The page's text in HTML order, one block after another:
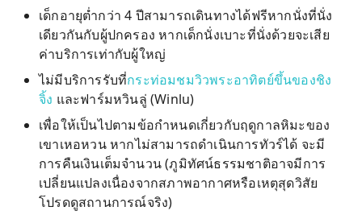
เด็กอายุต่ำกว่า 4 ปีสามารถเดินทางได้ฟรีหากนั่งที่นั่ง
เดียวกันกับผู้ปกครอง หากเด็กนั่งเบาะที่นั่งด้วยจะเสีย
ค่าบริการเท่ากับผู้ใหญ่
ไม่มีบริการรับที่กระท่อมชมวิวพระอาทิตย์ขึ้นของชิง
จิ้ง และฟาร์มหวินลู่ (Winlu)
เพื่อให้เป็นไปตามข้อกำหนดเกี่ยวกับฤดูกาลหิมะของ
เขาเหอหวน หากไม่สามารถดำเนินการทัวร์ได้ จะมี
การคืนเงินเต็มจำนวน (ภูมิทัศน์ธรรมชาติอาจมีการ
เปลี่ยนแปลงเนื่องจากสภาพอากาศหรือเหตุสุดวิสัย
โปรดดูสถานการณ์จริง)